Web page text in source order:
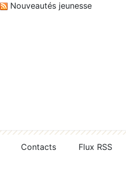
Nouveautés jeunesse
Contacts Flux RSS